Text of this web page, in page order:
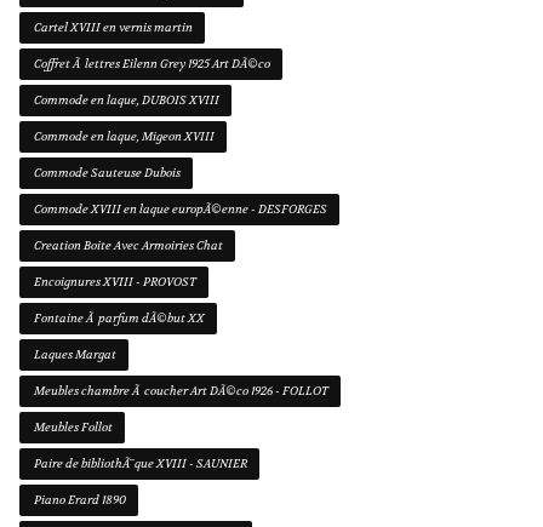
Cartel XVIII en vernis martin
Coffret Ã lettres Eilenn Grey 1925 Art DÃ©co
Commode en laque, DUBOIS XVIII
Commode en laque, Migeon XVIII
Commode Sauteuse Dubois
Commode XVIII en laque europÃ©enne - DESFORGES
Creation Boite Avec Armoiries Chat
Encoignures XVIII - PROVOST
Fontaine Ã parfum dÃ©but XX
Laques Margat
Meubles chambre Ã coucher Art DÃ©co 1926 - FOLLOT
Meubles Follot
Paire de bibliothÃ¨que XVIII - SAUNIER
Piano Erard 1890